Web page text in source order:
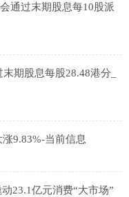
通过末期股息每10股派
期股息每股28.48港分_
9.83%-当前信息
23.1亿元消费“大市场”